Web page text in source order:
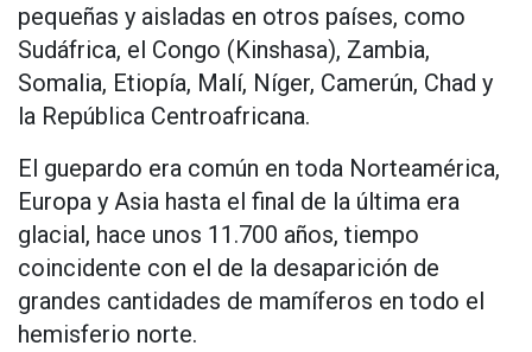
pequeñas y aisladas en otros países, como
Sudáfrica, el Congo (Kinshasa), Zambia,
Somalia, Etiopía, Malí, Níger, Camerún, Chad y
la República Centroafricana.
El guepardo era común en toda Norteamérica,
Europa y Asia hasta el final de la última era
glacial, hace unos 11.700 años, tiempo
coincidente con el de la desaparición de
grandes cantidades de mamíferos en todo el
hemisferio norte.